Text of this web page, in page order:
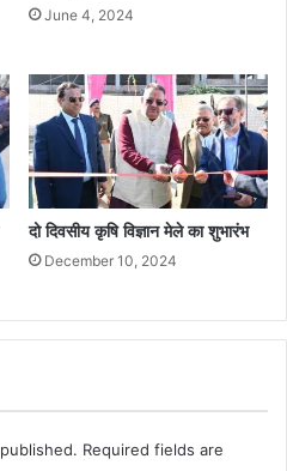
June 4, 2024
दो दिवसीय कृषि विज्ञान मेले का शुभारंभ
December 10, 2024
Required fields are